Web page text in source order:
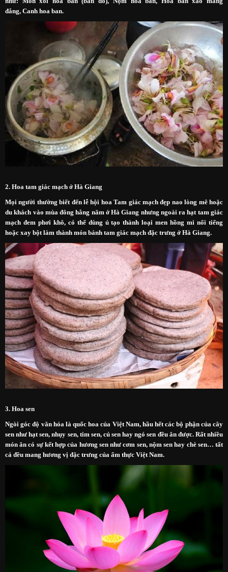
đắng, Canh hoa ban.
2. Hoa tam giác mạch ở Hà Giang
Mọi người thường biết đến lễ hội hoa Tam giác mạch đẹp nao lòng mê hoặc
du khách vào mùa đông hằng năm ở Hà Giang nhưng ngoài ra hạt tam giác
mạch đem phơi khô, có thể dùng ủ tạo thành loại men hồng mi nổi tiếng
hoặc xay bột làm thành món bánh tam giác mạch đặc trưng ở Hà Giang.
3. Hoa sen
Ngòi góc độ văn hóa là quốc hoa của Việt Nam, hầu hết các bộ phận của cây
sen như hạt sen, nhụy sen, tim sen, củ sen hay ngó sen đều ăn được. Rất nhiều
món ăn có sự kết hợp của hương sen như cơm sen, nộm sen hay chè sen… tất
cả đều mang hương vị đặc trưng của ẩm thực Việt Nam.